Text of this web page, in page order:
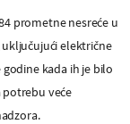
prometne nesreće u
električne
kada ih je bilo
potrebu veće